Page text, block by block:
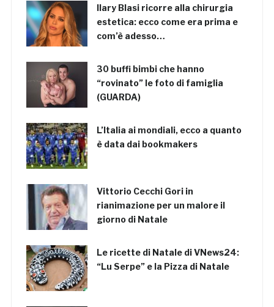
Ilary Blasi ricorre alla chirurgia
estetica: ecco come era prima e
com’è adesso…
30 buffi bimbi che hanno
“rovinato” le foto di famiglia
(GUARDA)
L’Italia ai mondiali, ecco a quanto
è data dai bookmakers
Vittorio Cecchi Gori in
rianimazione per un malore il
giorno di Natale
Le ricette di Natale di VNews24:
“Lu Serpe” e la Pizza di Natale